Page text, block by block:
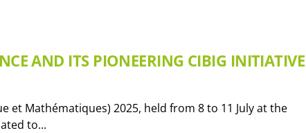
AND ITS PIONEERING CIBIG INITIATIVE
et Mathématiques) 2025, held from 8 to 11 July at the
to...